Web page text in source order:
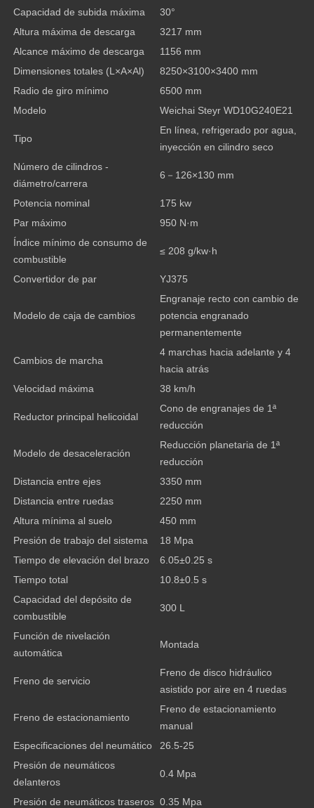
Capacidad de subida máxima
30°
Altura máxima de descarga
3217 mm
Alcance máximo de descarga
1156 mm
Dimensiones totales (L×A×Al)
8250×3100×3400 mm
Radio de giro mínimo
6500 mm
Modelo
Weichai Steyr WD10G240E21
Tipo
En línea, refrigerado por agua,
inyección en cilindro seco
Número de cilindros -
diámetro/carrera
6－126×130 mm
Potencia nominal
175 kw
Par máximo
950 N·m
Índice mínimo de consumo de
combustible
≤ 208 g/kw·h
Convertidor de par YJ375
Modelo de caja de cambios
Engranaje recto con cambio de
potencia engranado
permanentemente
Cambios de marcha
4 marchas hacia adelante y 4
hacia atrás
Velocidad máxima
38 km/h
Reductor principal helicoidal
Cono de engranajes de 1ª
reducción
Modelo de desaceleración
Reducción planetaria de 1ª
reducción
Distancia entre ejes
3350 mm
Distancia entre ruedas
2250 mm
Altura mínima al suelo
450 mm
Presión de trabajo del sistema
18 Mpa
Tiempo de elevación del brazo
6.05±0.25 s
Tiempo total
10.8±0.5 s
Capacidad del depósito de
combustible
300 L
Función de nivelación
automática
Montada
Freno de servicio
Freno de disco hidráulico
asistido por aire en 4 ruedas
Freno de estacionamiento
Freno de estacionamiento
manual
Especificaciones del neumático
26.5-25
Presión de neumáticos
delanteros
0.4 Mpa
Presión de neumáticos traseros 0.35 Mpa